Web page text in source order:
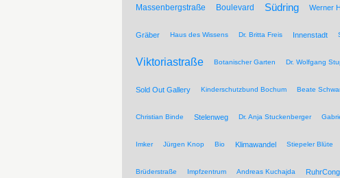
Massenbergstraße Boulevard Südring Werner
Gräber Haus des Wissens Dr. Britta Freis Innenstadt
Viktoriastraße Botanischer Garten Dr. Wolfgang
Sold Out Gallery Kinderschutzbund Bochum Beate
Christian Binde Stelenweg Dr. Anja Stuckenberger
Imker Jürgen Knop Bio Klimawandel Stiepeler Blüte
Brüderstraße Impfzentrum Andreas Kuchajda